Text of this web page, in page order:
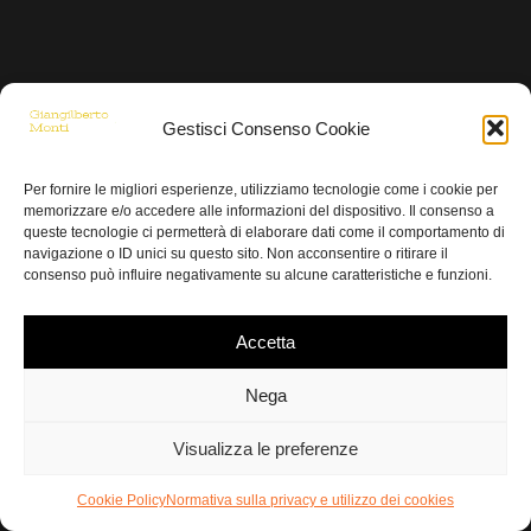
Gestisci Consenso Cookie
Per fornire le migliori esperienze, utilizziamo tecnologie come i cookie per
memorizzare e/o accedere alle informazioni del dispositivo. Il consenso a
queste tecnologie ci permetterà di elaborare dati come il comportamento di
navigazione o ID unici su questo sito. Non acconsentire o ritirare il
consenso può influire negativamente su alcune caratteristiche e funzioni.
Accetta
Nega
Visualizza le preferenze
Cookie PolicyNormativa sulla privacy e utilizzo dei cookies